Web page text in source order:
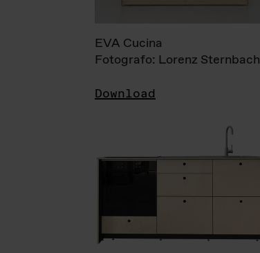
EVA Cucina
Fotografo: Lorenz Sternbach
Download